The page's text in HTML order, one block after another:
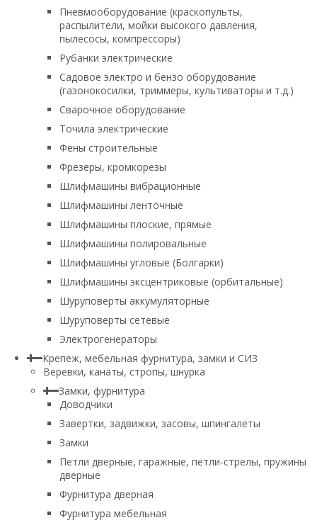
Пневмооборудование (краскопульты,
распылители, мойки высокого давления,
пылесосы, компрессоры)
Рубанки электрические
Садовое электро и бензо оборудование
(газонокосилки, триммеры, культиваторы и т.д.)
Сварочное оборудование
Точила электрические
Фены строительные
Фрезеры, кромкорезы
Шлифмашины вибрационные
Шлифмашины ленточные
Шлифмашины плоские, прямые
Шлифмашины полировальные
Шлифмашины угловые (Болгарки)
Шлифмашины эксцентриковые (орбитальные)
Шуруповерты аккумуляторные
Шуруповерты сетевые
Электрогенераторы
Крепеж, мебельная фурнитура, замки и СИЗ
Веревки, канаты, стропы, шнурка
Замки, фурнитура
Доводчики
Завертки, задвижки, засовы, шпингалеты
Замки
Петли дверные, гаражные, петли-стрелы, пружины
дверные
Фурнитура дверная
Фурнитура мебельная